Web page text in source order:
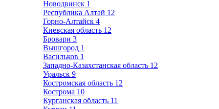
Новодвинск 1
Республика Алтай 12
Горно-Алтайск 4
Киевская область 12
Бровари 3
Вышгород 1
Васильков 1
Западно-Казахстанская область 12
Уральск 9
Костромская область 12
Кострома 10
Курганская область 11